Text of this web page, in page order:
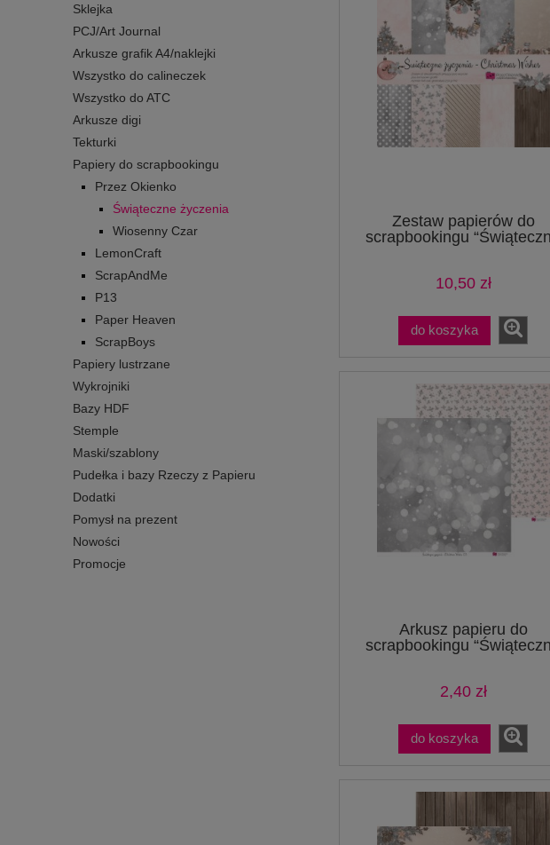
Sklejka
PCJ/Art Journal
Arkusze grafik A4/naklejki
Wszystko do calineczek
Wszystko do ATC
Arkusze digi
Tekturki
Papiery do scrapbookingu
Przez Okienko
Świąteczne życzenia
Wiosenny Czar
LemonCraft
ScrapAndMe
P13
Paper Heaven
ScrapBoys
Papiery lustrzane
Wykrojniki
Bazy HDF
Stemple
Maski/szablony
Pudełka i bazy Rzeczy z Papieru
Dodatki
Pomysł na prezent
Nowości
Promocje
Zestaw papierów do
scrapbookingu
10,50 zł
do koszyka
Arkusz papieru do
scrapbookingu
2,40 zł
do koszyka